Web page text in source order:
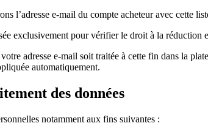
l’adresse e-mail du compte acheteur avec cette
exclusivement pour vérifier le droit à la réduction
adresse e-mail soit traitée à cette fin dans la
automatiquement.
des données
notamment aux fins suivantes :